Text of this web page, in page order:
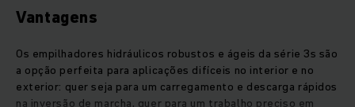
Vantagens
Os empilhadores hidráulicos robustos e ágeis da série 3s são
a opção perfeita para aplicações difíceis no interior e no
exterior: quer seja para um carregamento e descarga rápidos
na inversão de marcha, quer para um trabalho preciso em